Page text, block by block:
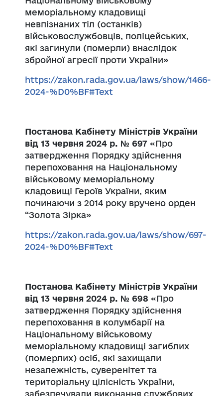
меморіальному кладовищі
невпізнаних тіл (останків)
військовослужбовців, поліцейських,
які загинули (померли) внаслідок
збройної агресії проти України»
https://zakon.rada.gov.ua/laws/show/1466-
2024-%D0%BF#Text
Постанова Кабінету Міністрів України
від 13 червня 2024 р. № 697 «Про
затвердження Порядку здійснення
перепоховання на Національному
військовому меморіальному
кладовищі Героїв України, яким
починаючи з 2014 року вручено орден
“Золота Зірка»
https://zakon.rada.gov.ua/laws/show/697-
2024-%D0%BF#Text
Постанова Кабінету Міністрів України
від 13 червня 2024 р. № 698 «Про
затвердження Порядку здійснення
перепоховання в колумбарії на
Національному військовому
меморіальному кладовищі загиблих
(померлих) осіб, які захищали
незалежність, суверенітет та
територіальну цілісність України,
забезпечували виконання службових